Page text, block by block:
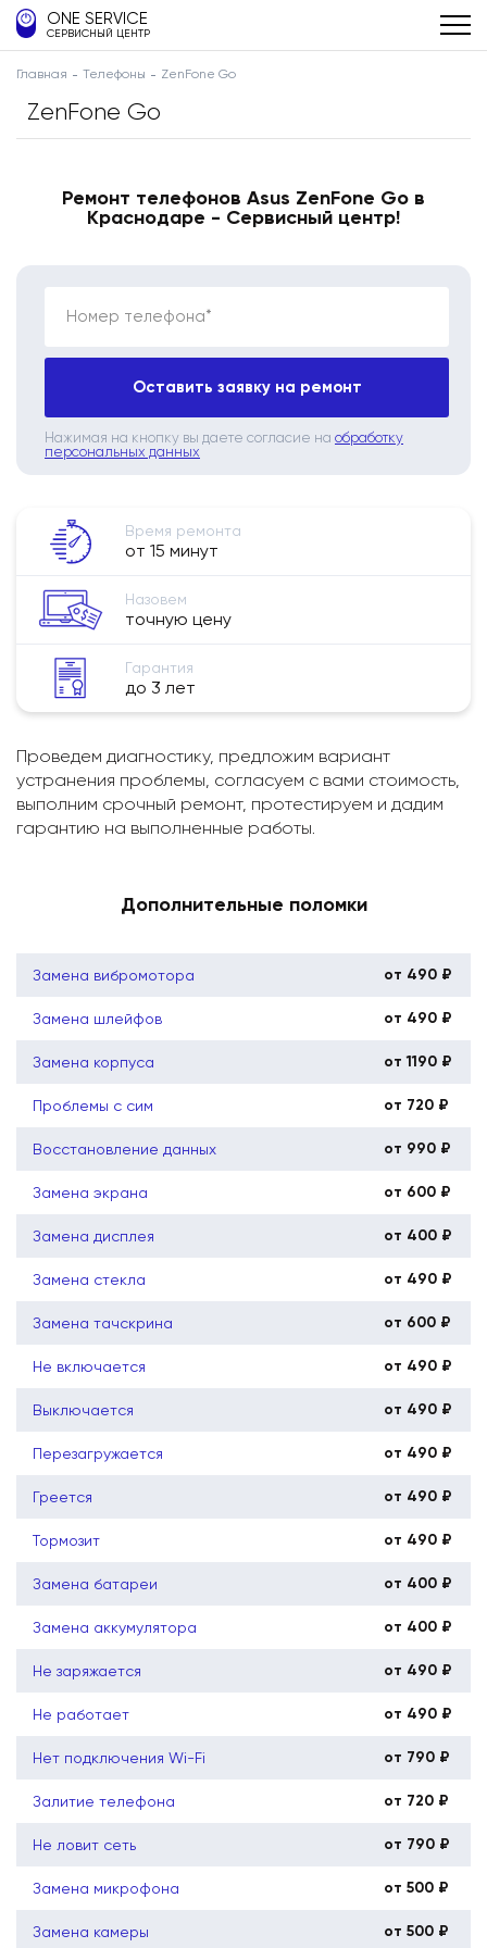
ONE SERVICE
СЕРВИСНЫЙ ЦЕНТР
Главная Телефоны ZenFone Go
ZenFone Go
Ремонт телефонов Asus ZenFone Go в
Краснодаре - Сервисный центр!
Номер телефона*
Оставить заявку на ремонт
Нажимая на кнопку вы даете согласие на обработку
персональных данных
Время ремонта
от 15 минут
Назовем
точную цену
Гарантия
до 3 лет
Проведем диагностику, предложим вариант
устранения проблемы, согласуем с вами стоимость,
выполним срочный ремонт, протестируем и дадим
гарантию на выполненные работы.
Дополнительные поломки
Замена вибромотора от 490 ₽
Замена шлейфов от 490 ₽
Замена корпуса от 1190 ₽
Проблемы с сим от 720 ₽
Восстановление данных от 990 ₽
Замена экрана от 600 ₽
Замена дисплея от 400 ₽
Замена стекла от 490 ₽
Замена тачскрина от 600 ₽
Не включается от 490 ₽
Выключается от 490 ₽
Перезагружается от 490 ₽
Греется от 490 ₽
Тормозит от 490 ₽
Замена батареи от 400 ₽
Замена аккумулятора от 400 ₽
Не заряжается от 490 ₽
Не работает от 490 ₽
Нет подключения Wi-Fi от 790 ₽
Залитие телефона от 720 ₽
Не ловит сеть от 790 ₽
Замена микрофона от 500 ₽
Замена камеры от 500 ₽